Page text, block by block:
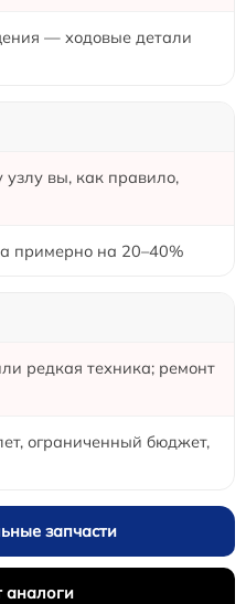
— ходовые детали
вы, как правило,
примерно на 20–40%
редкая техника; ремонт
ограниченный бюджет,
запчасти
аналоги